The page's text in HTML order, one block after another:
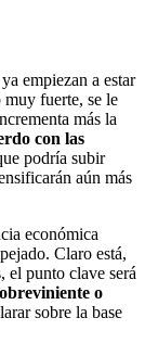
empiezan a estar
muy fuerte, se le
más la
con las
podría subir
aún más
económica
Claro está,
el punto clave será
o
sobre la base